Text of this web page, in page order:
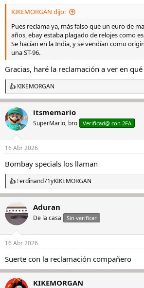
s
KIKEMORGAN dijo:
Pues reclama ya, más falso que un euro de
años, ebay estaba plagado de relojes como
Se hacían en la India, y se vendían como
una ST-96.
Gracias, haré la reclamación a ver en
R
e
a
c
c
i
e
:
KIKEMORGAN
itsmemario
SuperMario, bro Verificad@ con 2FA
16 Abr 2026
Bombay specials los llaman
R
e
c
c
i
e
:
Ferdinand71yKIKEMORGAN
Aduran
De la casa Sin verificar
16 Abr 2026
Suerte con la reclamación compañero
KIKEMORGAN